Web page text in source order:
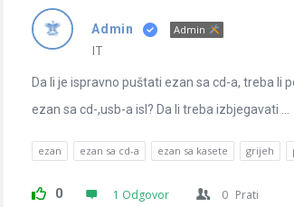
Latest
Pitanja
Admin Admin
IT
Da li je ispravno puštati ezan sa cd-a, treba li
ezan sa cd-,usb-a isl? Da li treba izbjegavati ...
ezan ezan sa cd-a ezan sa kasete grijeh
0 1 Odgovor 0 Prati